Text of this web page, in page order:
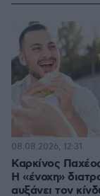
Καρκίνος
Η «ένοχη»
αυξάνει τον
08.08.2026, 12:31